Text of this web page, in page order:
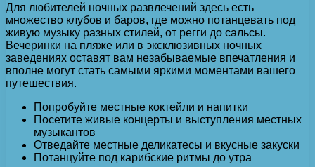
Для любителей ночных развлечений здесь есть
множество клубов и баров, где можно потанцевать под
живую музыку разных стилей, от регги до сальсы.
Вечеринки на пляже или в эксклюзивных ночных
заведениях оставят вам незабываемые впечатления и
вполне могут стать самыми яркими моментами вашего
путешествия.
Попробуйте местные коктейли и напитки
Посетите живые концерты и выступления местных
музыкантов
Отведайте местные деликатесы и вкусные закуски
Потанцуйте под карибские ритмы до утра